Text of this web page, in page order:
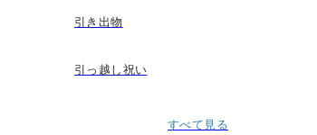
引き出物
引っ越し祝い
すべて見る